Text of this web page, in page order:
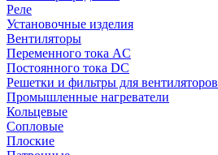
Реле
Установочные изделия
Вентиляторы
Переменного тока AC
Постоянного тока DC
Решетки и фильтры для вентиляторов
Промышленные нагреватели
Кольцевые
Сопловые
Плоские